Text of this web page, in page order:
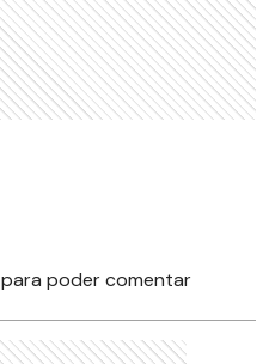
para poder comentar